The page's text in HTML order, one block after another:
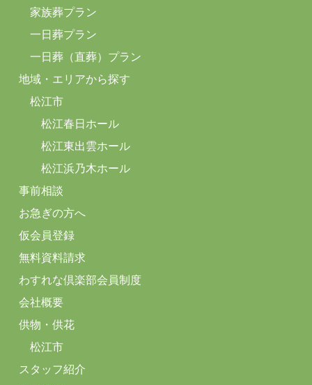
家族葬プラン
一日葬プラン
一日葬（直葬）プラン
地域・エリアから探す
松江市
松江春日ホール
松江東出雲ホール
松江浜乃木ホール
事前相談
お急ぎの方へ
仮会員登録
無料資料請求
わすれな倶楽部会員制度
会社概要
供物・供花
松江市
スタッフ紹介